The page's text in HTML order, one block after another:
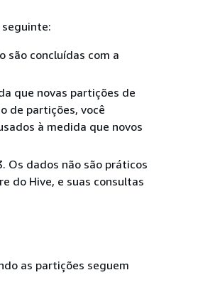
são concluídas com a
que novas partições de
de partições, você
à medida que novos
Os dados não são práticos
do Hive, e suas consultas
as partições seguem